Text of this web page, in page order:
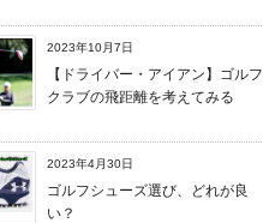
2023年10月7日
【ドライバー・アイアン】ゴルフ
クラブの飛距離を考えてみる
2023年4月30日
ゴルフシューズ選び、どれが良
い？